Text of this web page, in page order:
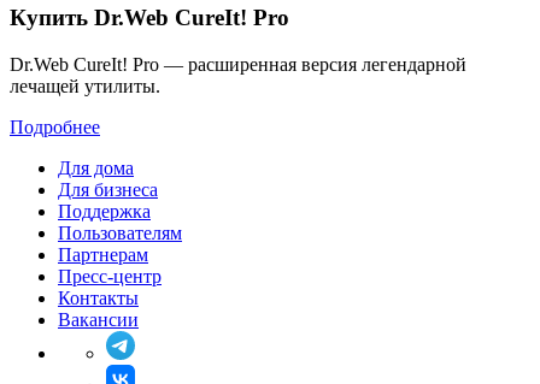
Купить Dr.Web CureIt! Pro
Dr.Web CureIt! Pro — расширенная версия легендарной
лечащей утилиты.
Подробнее
Для дома
Для бизнеса
Поддержка
Пользователям
Партнерам
Пресс-центр
Контакты
Вакансии